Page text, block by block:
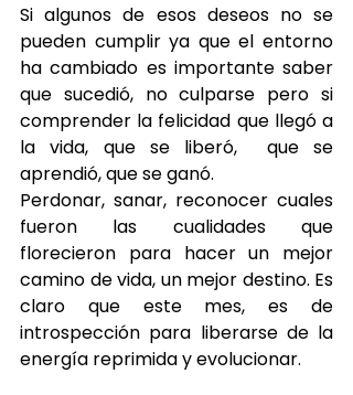
Si algunos de esos deseos no se
pueden cumplir ya que el entorno
ha cambiado es importante saber
que sucedió, no culparse pero si
comprender la felicidad que llegó a
la vida, que se liberó,  que se
aprendió, que se ganó.
Perdonar, sanar, reconocer cuales
fueron las cualidades que
florecieron para hacer un mejor
camino de vida, un mejor destino. Es
claro que este mes, es de
introspección para liberarse de la
energía reprimida y evolucionar.